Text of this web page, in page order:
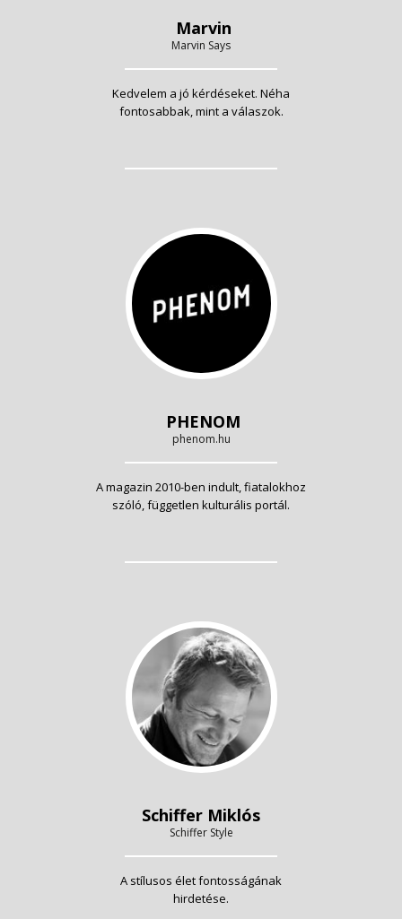
Marvin
Marvin Says
Kedvelem a jó kérdéseket. Néha
fontosabbak, mint a válaszok.
PHENOM
phenom.hu
A magazin 2010-ben indult, fiatalokhoz
szóló, független kulturális portál.
Schiffer Miklós
Schiffer Style
A stílusos élet fontosságának
hirdetése.